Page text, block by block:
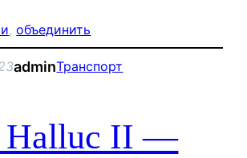
, объединить
adminТранспорт
Halluc II —